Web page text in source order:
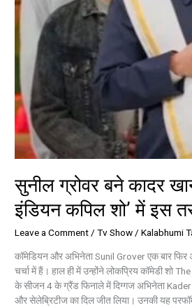
सुनील ग्रोवर बने कादर
इंडियन कपिल शो’ में इस
Leave a Comment/Tv Show/Kalabhumi
कॉमेडियन और अभिनेता Sunil Grover एक बार फिर
चर्चा में हैं। हाल ही में उन्होंने लोकप्रिय कॉमेडी शो
के सीजन 4 के ग्रैंड फिनाले में दिग्गज अभिनेता Kader
और सेलेब्रिटीज का दिल जीत लिया। उनकी यह
में
तरह
महफिल